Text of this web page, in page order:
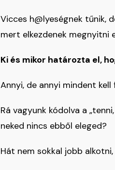
Vicces h@lyeségnek tűnik,
mert elkezdenek megnyitni
Ki és mikor határozta el,
Annyi, de annyi mindent
Rá vagyunk kódolva a
neked nincs ebből eleged?
Hát nem sokkal jobb